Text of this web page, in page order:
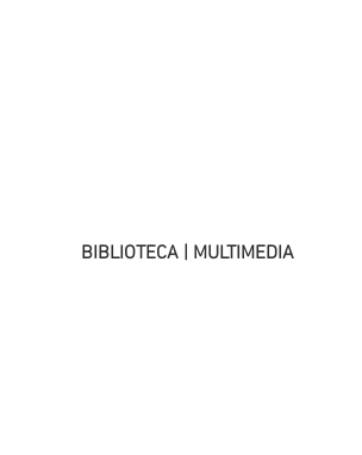
BIBLIOTECA | MULTIMEDIA